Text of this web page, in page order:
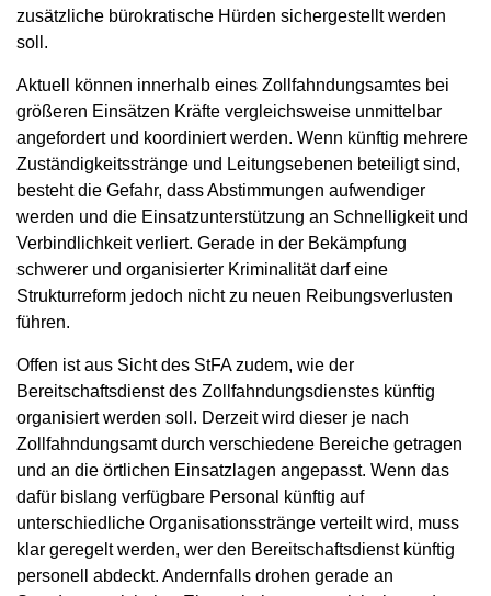
zusätzliche bürokratische Hürden sichergestellt werden
soll.
Aktuell können innerhalb eines Zollfahndungsamtes bei
größeren Einsätzen Kräfte vergleichsweise unmittelbar
angefordert und koordiniert werden. Wenn künftig mehrere
Zuständigkeitsstränge und Leitungsebenen beteiligt sind,
besteht die Gefahr, dass Abstimmungen aufwendiger
werden und die Einsatzunterstützung an Schnelligkeit und
Verbindlichkeit verliert. Gerade in der Bekämpfung
schwerer und organisierter Kriminalität darf eine
Strukturreform jedoch nicht zu neuen Reibungsverlusten
führen.
Offen ist aus Sicht des StFA zudem, wie der
Bereitschaftsdienst des Zollfahndungsdienstes künftig
organisiert werden soll. Derzeit wird dieser je nach
Zollfahndungsamt durch verschiedene Bereiche getragen
und an die örtlichen Einsatzlagen angepasst. Wenn das
dafür bislang verfügbare Personal künftig auf
unterschiedliche Organisationsstränge verteilt wird, muss
klar geregelt werden, wer den Bereitschaftsdienst künftig
personell abdeckt. Andernfalls drohen gerade an